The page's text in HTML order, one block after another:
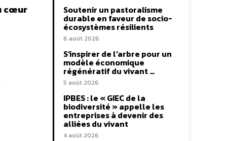
cœur
Soutenir un pastoralisme
durable en faveur de socio-
écosystèmes résilients
6 août 2026
S’inspirer de l’arbre pour un
modèle économique
régénératif du vivant …
5 août 2026
IPBES : le « GIEC de la
biodiversité » appelle les
entreprises à devenir des
alliées du vivant
4 août 2026